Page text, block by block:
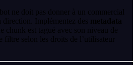
ne doit pas donner à un commercial
direction. Implémentez des metadata
chunk est tagué avec son niveau de
selon les droits de l’utilisateur